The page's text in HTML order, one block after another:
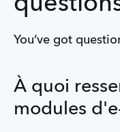
You’ve got
À quoi
modules